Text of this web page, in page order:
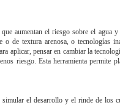
aumentan el riesgo sobre el agua
de textura arenosa, o tecnologías
aplicar, pensar en cambiar la
riesgo. Esta herramienta permite
el desarrollo y el rinde de los